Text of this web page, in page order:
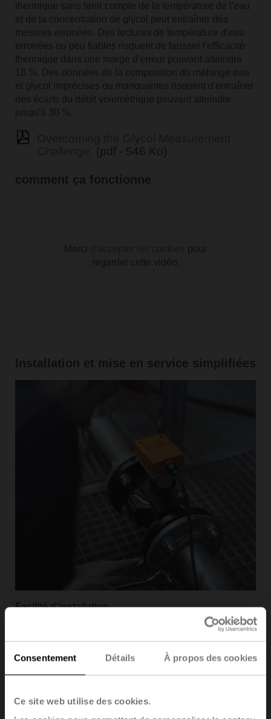
Consentement Détails À propos des cookies
Ce site web utilise des cookies.
thermique sans tenir compte de la température de l'eau
et de la concentration de glycol peut entraîner des
mesures erronées. Des lectures de température d'eau
erronées ou peu fiables risquent de fausser l'efficacité
thermique dans une marge d'erreur pouvant atteindre
18 %. Des données de la composition du mélange eau
et glycol imprécises ou manquantes risquent d'entraîner
des écarts du débit volumétrique pouvant atteindre
jusqu'à 30 %.
(pdf - 546 Ko)
comment ça fonctionne
Installation et mise en service simplifiées
Facilité d'installation
La calibration en eau en plusieurs points permet de
simplifier l'installation et d'obtenir des mesures de débit